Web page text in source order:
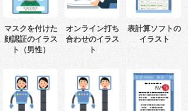
マスクを付けた
顔認証のイラス
ト（男性）
オンライン打ち
合わせのイラス
ト
表計算ソフトの
イラスト